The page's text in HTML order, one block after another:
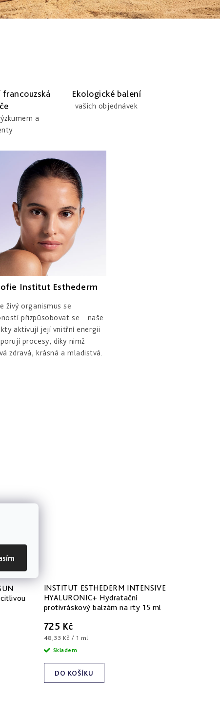
a
Ekologické balení
vašich objednávek
Institut Esthederm
živý organismus se
přizpůsobovat se – naše
aktivují její vnitřní energii
procesy, díky nimž
zdravá, krásná a mladistvá.
INSTITUT ESTHEDERM INTENSIVE
HYALURONIC+ Hydratační
protivráskový balzám na rty 15 ml
725 Kč
Měrná
cena:
48,33 Kč / 1 ml
DO KOŠÍKU
Skladem